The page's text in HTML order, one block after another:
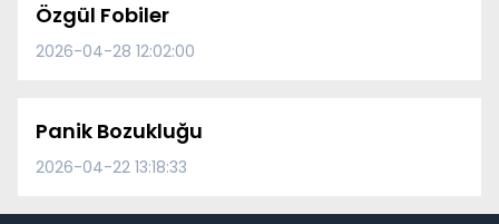
Özgül Fobiler
2026-04-28 12:02:00
Panik Bozukluğu
2026-04-22 13:18:33